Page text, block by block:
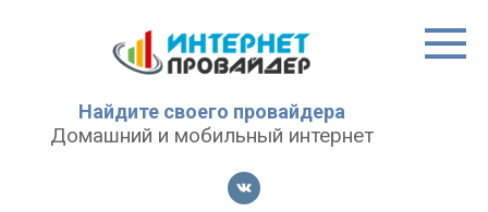
Найдите своего провайдера
Домашний и мобильный интернет